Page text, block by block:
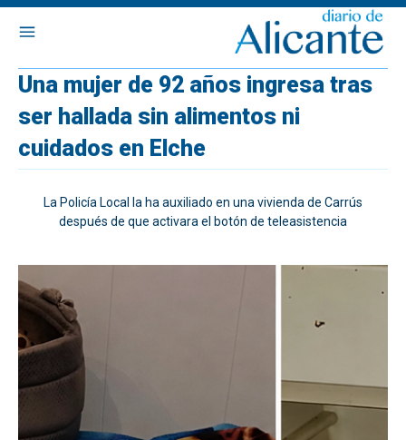
Una mujer de 92 años ingresa tras
ser hallada sin alimentos ni
cuidados en Elche
La Policía Local la ha auxiliado en una vivienda de Carrús
después de que activara el botón de teleasistencia